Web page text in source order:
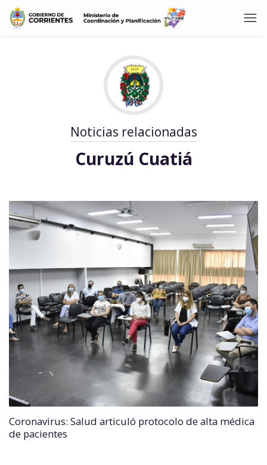
Noticias relacionadas
Curuzú Cuatiá
Coronavirus: Salud articuló protocolo de alta médica
de pacientes